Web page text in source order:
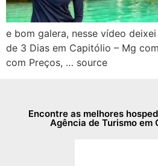
e bom galera, nesse vídeo
de 3 Dias em Capitólio – Mg
com Preços, … source
Encontre as melhores
Agência de Turismo em